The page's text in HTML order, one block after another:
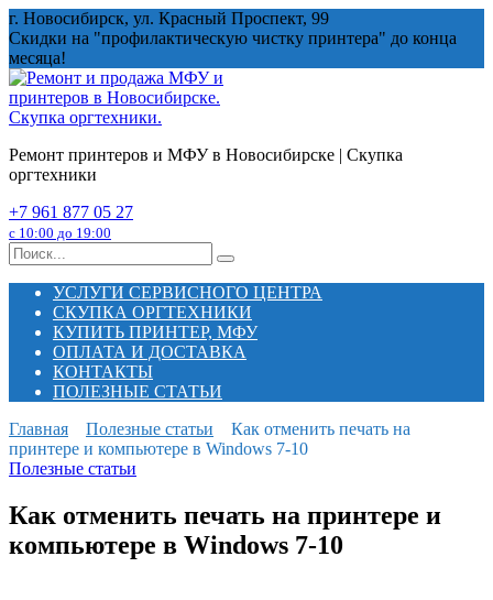
Перейти
к
содержанию
г. Новосибирск, ул. Красный Проспект, 99
Скидки на "профилактическую чистку принтера" до конца
месяца!
Ремонт принтеров и МФУ в Новосибирске | Скупка
оргтехники
+7 961 877 05 27
с 10:00 до 19:00
Search
for:
УСЛУГИ СЕРВИСНОГО ЦЕНТРА
СКУПКА ОРГТЕХНИКИ
КУПИТЬ ПРИНТЕР, МФУ
ОПЛАТА И ДОСТАВКА
КОНТАКТЫ
ПОЛЕЗНЫЕ СТАТЬИ
Главная
Полезные статьи
Как отменить печать на
принтере и компьютере в Windows 7-10
Полезные статьи
Как отменить печать на принтере и
компьютере в Windows 7-10